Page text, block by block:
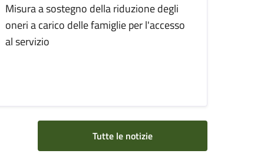
Misura a sostegno della riduzione degli
oneri a carico delle famiglie per l'accesso
al servizio
Tutte le notizie